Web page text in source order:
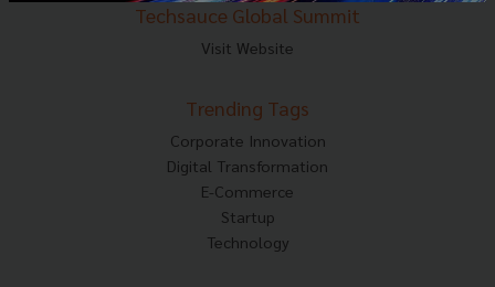
Techsauce Global Summit
Visit Website
Trending Tags
Corporate Innovation
Digital Transformation
E-Commerce
Startup
Technology